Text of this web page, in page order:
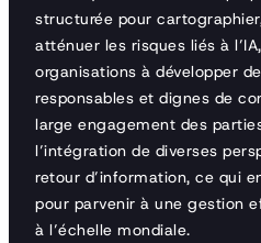
structurée pour
atténuer les risques liés à
organisations à développer
responsables et dignes de
large engagement des
l’intégration de diverses
retour d’information, ce qui
pour parvenir à une gestion
à l’échelle mondiale.